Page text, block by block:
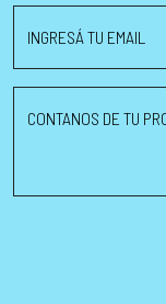
INGRESÁ TU EMAIL
CONTANOS DE TU